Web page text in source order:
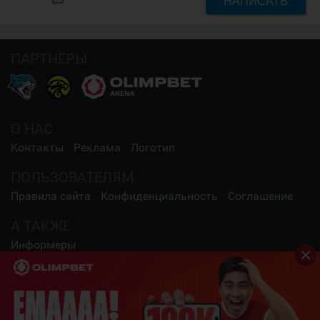
Контакты Реклама Логотип
Правила сайта Конфиденциальность Соглашение
Информеры
СОЦИАЛЬНЫЕ СЕТИ